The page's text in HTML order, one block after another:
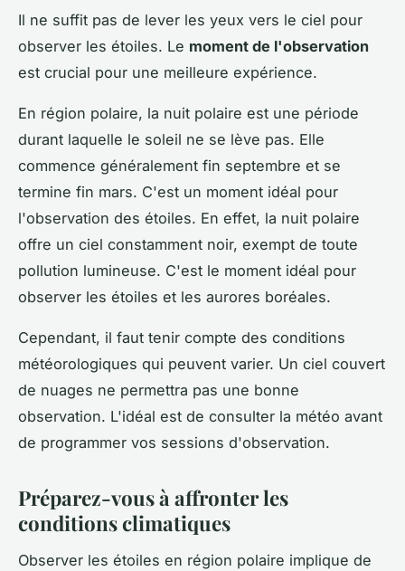
Il ne suffit pas de lever les yeux vers le ciel pour
observer les étoiles. Le moment de l'observation
est crucial pour une meilleure expérience.
En région polaire, la nuit polaire est une période
durant laquelle le soleil ne se lève pas. Elle
commence généralement fin septembre et se
termine fin mars. C'est un moment idéal pour
l'observation des étoiles. En effet, la nuit polaire
offre un ciel constamment noir, exempt de toute
pollution lumineuse. C'est le moment idéal pour
observer les étoiles et les aurores boréales.
Cependant, il faut tenir compte des conditions
météorologiques qui peuvent varier. Un ciel couvert
de nuages ne permettra pas une bonne
observation. L'idéal est de consulter la météo avant
de programmer vos sessions d'observation.
Préparez-vous à affronter les
conditions climatiques
Observer les étoiles en région polaire implique de